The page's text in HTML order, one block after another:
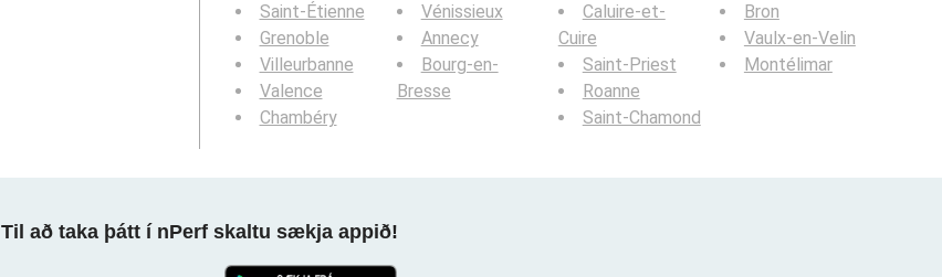
Saint-Étienne
Grenoble
Villeurbanne
Valence
Chambéry
Vénissieux
Annecy
Bourg-en-
Bresse
Caluire-et-
Cuire
Saint-Priest
Roanne
Saint-Chamond
Bron
Vaulx-en-Velin
Montélimar
Til að taka þátt í nPerf skaltu sækja appið!